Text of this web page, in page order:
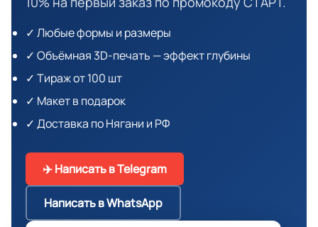
✓ Любые формы и размеры
✓ Объёмная 3D-печать — эффект глубины
✓ Тираж от 100 шт
✓ Макет в подарок
✓ Доставка по Нягани и РФ
✈️ Написать в Telegram
Написать в WhatsApp